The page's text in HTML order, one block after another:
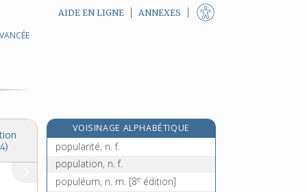
AIDE EN LIGNE ANNEXES
VOISINAGE ALPHABÉTIQUE
populariser, v. tr.
popularité, n. f.
population, n. f.
populéum, n. m. [8e édition]